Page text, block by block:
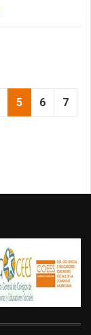
5 6 7